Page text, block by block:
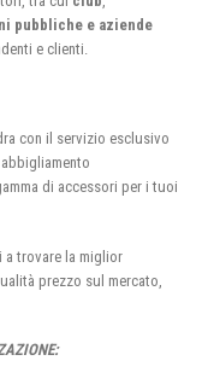
pubbliche e aziende
e clienti.
con il servizio esclusivo
di accessori per i tuoi
a trovare la miglior
prezzo sul mercato,